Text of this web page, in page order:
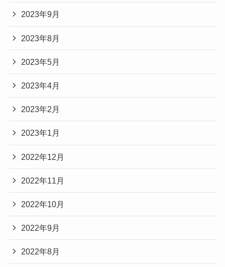
2023年9月
2023年8月
2023年5月
2023年4月
2023年2月
2023年1月
2022年12月
2022年11月
2022年10月
2022年9月
2022年8月